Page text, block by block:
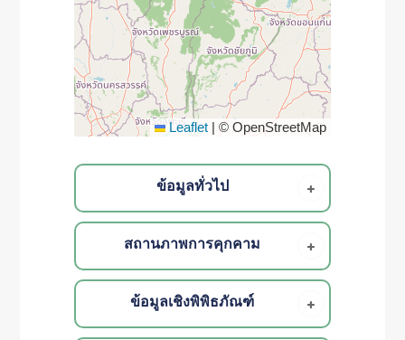
Leaflet © OpenStreetMap
ข้อมูลทั่วไป
สถานภาพการคุกคาม
ข้อมูลเชิงพิพิธภัณฑ์